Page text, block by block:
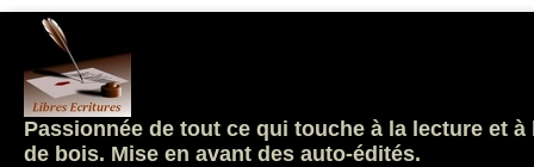
Passionnée de tout ce qui touche à la lecture et
de bois. Mise en avant des auto-édités.